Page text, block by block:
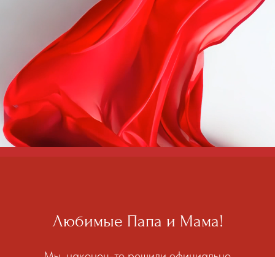
Любимые Папа и Мама!